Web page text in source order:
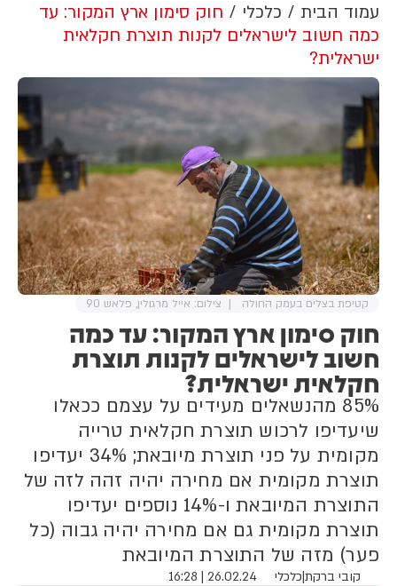
עמוד הבית כלכלי
חוק סימון ארץ המקור: עד
כמה חשוב לישראלים לקנות תוצרת חקלאית
ישראלית?
חוק סימון ארץ המקור: עד כמה
חשוב לישראלים לקנות תוצרת
חקלאית ישראלית?
85% מהנשאלים מעידים על עצמם ככאלו
שיעדיפו לרכוש תוצרת חקלאית טרייה
מקומית על פני תוצרת מיובאת; 34% יעדיפו
תוצרת מקומית אם מחירה יהיה זהה לזה של
התוצרת המיובאת ו-14% נוספים יעדיפו
תוצרת מקומית גם אם מחירה יהיה גבוה (כל
פער) מזה של התוצרת המיובאת
קובי ברקת|כלכלי 26.02.24 | 16:28
קטיפת בצלים בעמק החולה צילום: אייל מרגולין, פלאש 90